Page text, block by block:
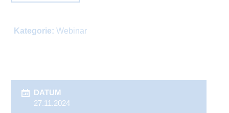
Kategorie: Webinar
DATUM
27.11.2024